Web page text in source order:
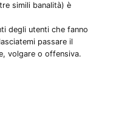
simili banalità) è
degli utenti che fanno
passare il
volgare o offensiva.